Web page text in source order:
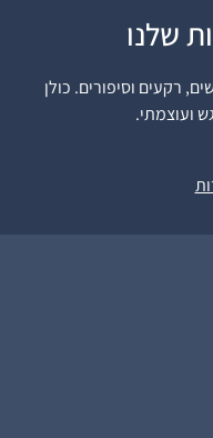
שלנו
רקעים וסיפורים. כולן
ועוצמתי.